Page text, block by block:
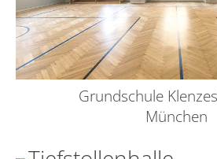
Grundschule
München